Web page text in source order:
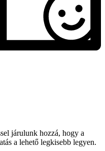
járulunk hozzá, hogy a
a lehető legkisebb legyen.